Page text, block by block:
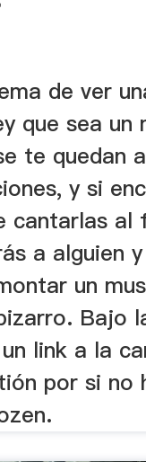
de ver
que sea un
te quedan
y si
cantarlas al
a alguien
un
Bajo
link a la
por si no